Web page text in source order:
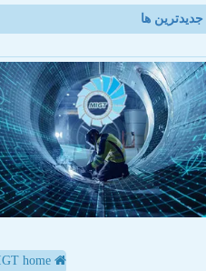
جدیدترین ها